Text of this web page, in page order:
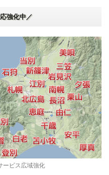
強化中／
ービス広域強化